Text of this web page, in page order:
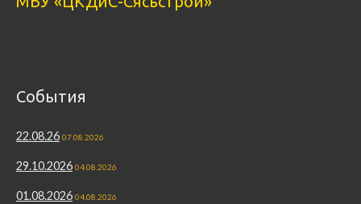
События
22.08.26 07.08.2026
29.10.2026 04.08.2026
01.08.2026 04.08.2026